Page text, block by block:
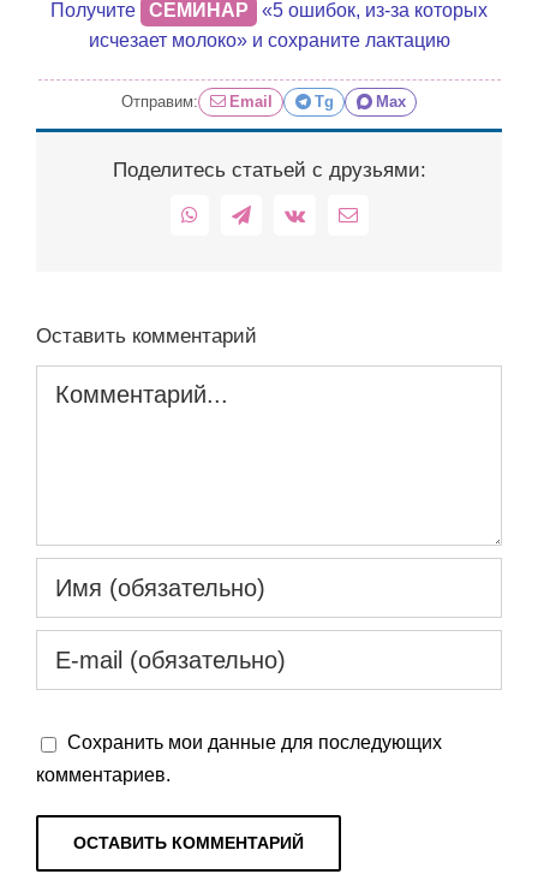
Получите СЕМИНАР
«5 ошибок, из-за которых
исчезает молоко» и сохраните лактацию
Отправим: Email Tg Max
Поделитесь статьей с друзьями:
WhatsAppTelegram
Vk Email
Оставить комментарий
Сохранить мои данные для последующих
комментариев.